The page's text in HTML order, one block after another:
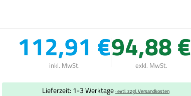
112,91 €
inkl. MwSt.
94,88 €
exkl. MwSt.
Lieferzeit: 1-3 Werktage· evtl. zzgl. Versandkosten